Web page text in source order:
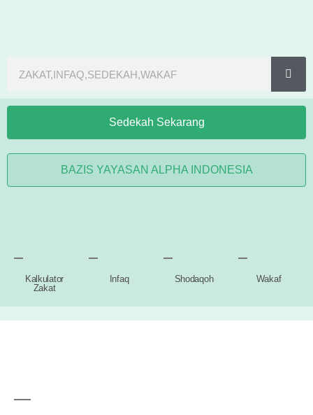
Sedekah Sekarang
BAZIS YAYASAN ALPHA INDONESIA
Kalkulator
Zakat
Infaq Shodaqoh Wakaf